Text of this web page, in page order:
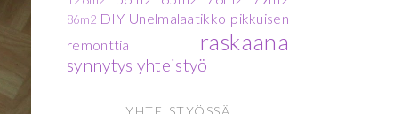
86m2 DIY Unelmalaatikko pikkuisen
remonttia
raskaana
synnytys yhteistyö